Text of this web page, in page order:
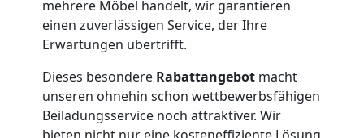
mehrere Möbel handelt, wir garantieren
einen zuverlässigen Service, der Ihre
Erwartungen übertrifft.
Dieses besondere Rabattangebot macht
unseren ohnehin schon wettbewerbsfähigen
Beiladungsservice noch attraktiver. Wir
Qualitäts-
Umzüge